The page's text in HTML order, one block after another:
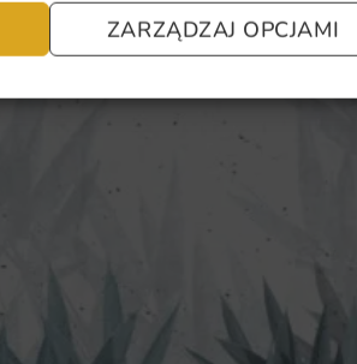
ZARZĄDZAJ OPCJAMI